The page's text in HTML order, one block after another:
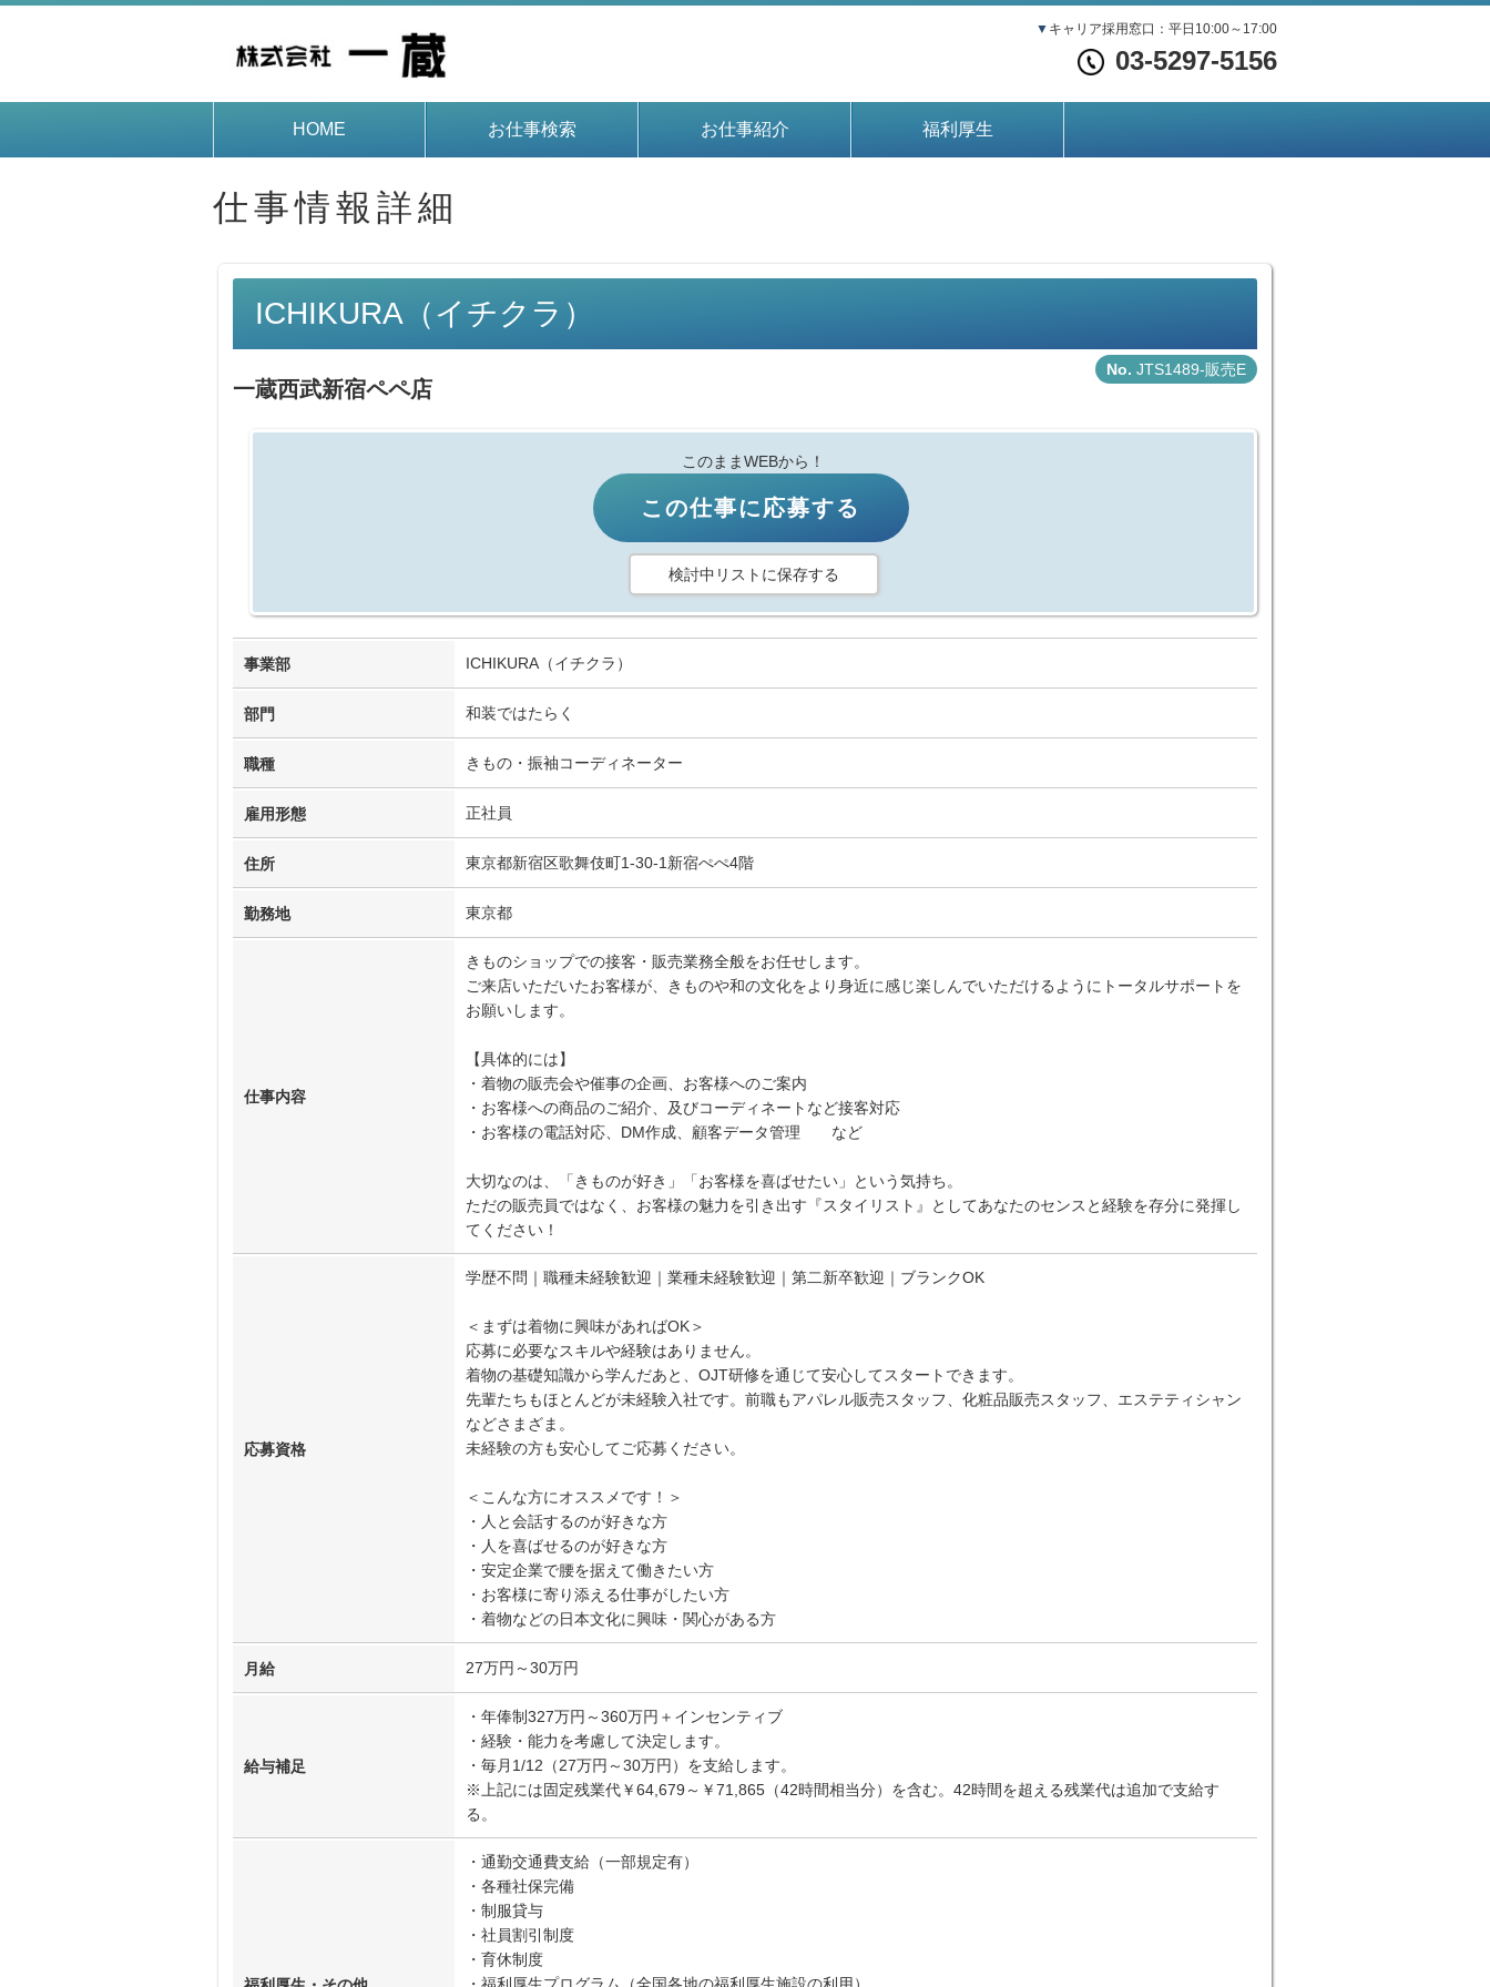
▼ キャリア採用窓口：平日10:00～17:00
03-5297-5156
HOME お仕事検索 お仕事紹介 福利厚生
仕事情報詳細
ICHIKURA（イチクラ）
JTS1489-販売E
一蔵西武新宿ペペ店
このままWEBから！
この仕事に応募する
検討中リストに保存する
事業部 ICHIKURA（イチクラ）
部門 和装ではたらく
職種 きもの・振袖コーディネーター
雇用形態 正社員
住所 東京都新宿区歌舞伎町1-30-1新宿ぺぺ4階
勤務地 東京都
仕事内容
きものショップでの接客・販売業務全般をお任せします。
ご来店いただいたお客様が、きものや和の文化をより身近に感じ楽しんでいただけるようにトータルサポートを
お願いします。
【具体的には】
・着物の販売会や催事の企画、お客様へのご案内
・お客様への商品のご紹介、及びコーディネートなど接客対応
・お客様の電話対応、DM作成、顧客データ管理 など
大切なのは、「きものが好き」「お客様を喜ばせたい」という気持ち。
ただの販売員ではなく、お客様の魅力を引き出す『スタイリスト』としてあなたのセンスと経験を存分に発揮し
てください！
応募資格
学歴不問｜職種未経験歓迎｜業種未経験歓迎｜第二新卒歓迎｜ブランクOK
＜まずは着物に興味があればOK＞
応募に必要なスキルや経験はありません。
着物の基礎知識から学んだあと、OJT研修を通じて安心してスタートできます。
先輩たちもほとんどが未経験入社です。前職もアパレル販売スタッフ、化粧品販売スタッフ、エステティシャン
などさまざま。
未経験の方も安心してご応募ください。
＜こんな方にオススメです！＞
・人と会話するのが好きな方
・人を喜ばせるのが好きな方
・安定企業で腰を据えて働きたい方
・お客様に寄り添える仕事がしたい方
・着物などの日本文化に興味・関心がある方
月給 27万円～30万円
給与補足
・年俸制327万円～360万円＋インセンティブ
・経験・能力を考慮して決定します。
・毎月1/12（27万円～30万円）を支給します。
※上記には固定残業代￥64,679～￥71,865（42時間相当分）を含む。42時間を超える残業代は追加で支給す
る。
・通勤交通費支給（一部規定有）
・各種社保完備
・制服貸与
・社員割引制度
・育休制度